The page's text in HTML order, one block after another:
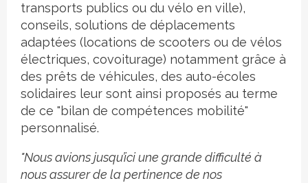
transports publics ou du vélo en ville),
conseils, solutions de déplacements
adaptées (locations de scooters ou de vélos
électriques, covoiturage) notamment grâce à
des prêts de véhicules, des auto-écoles
solidaires leur sont ainsi proposés au terme
de ce "bilan de compétences mobilité"
personnalisé.
"Nous avions jusqu’ici une grande difficulté à
nous assurer de la pertinence de nos